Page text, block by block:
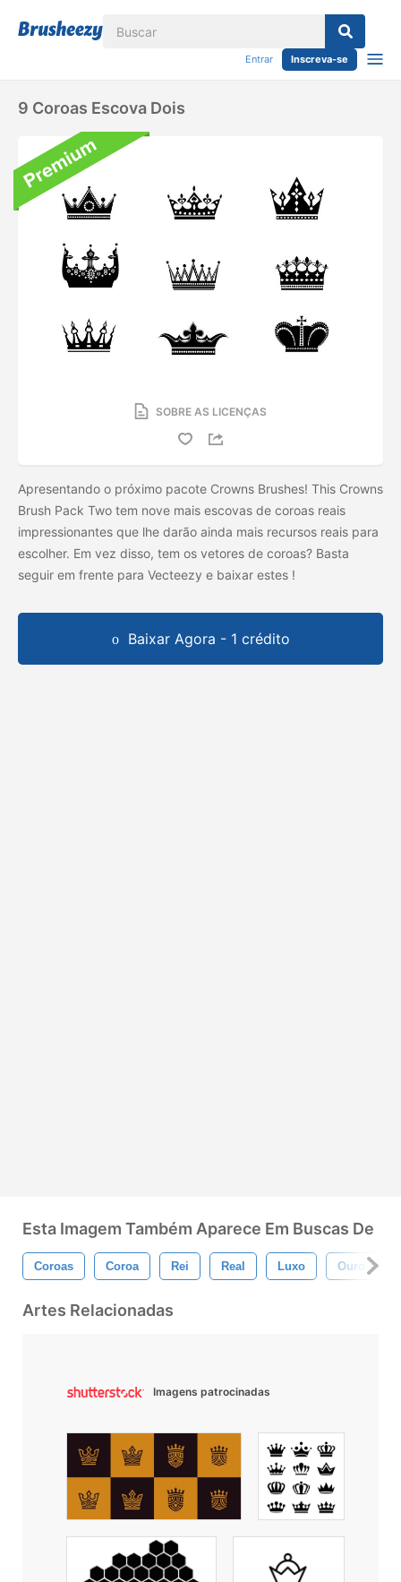
Entrar Inscreva-se
9 Coroas Escova Dois
SOBRE AS LICENÇAS
Apresentando o próximo pacote Crowns Brushes! This Crowns
Brush Pack Two tem nove mais escovas de coroas reais
impressionantes que lhe darão ainda mais recursos reais para
escolher. Em vez disso, tem os vetores de coroas? Basta
seguir em frente para Vecteezy e baixar estes !
Baixar Agora - 1 crédito
Esta Imagem Também Aparece Em Buscas De
Coroas Coroa Rei Real Luxo Ouro
Artes Relacionadas
Imagens patrocinadas